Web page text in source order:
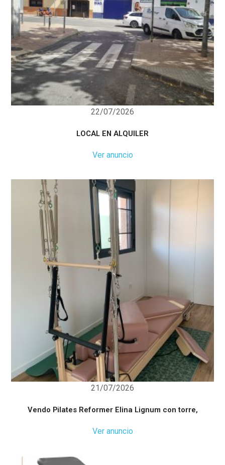
22/07/2026
LOCAL EN ALQUILER
Ver anuncio
21/07/2026
Vendo Pilates Reformer Elina Lignum con torre,
Ver anuncio